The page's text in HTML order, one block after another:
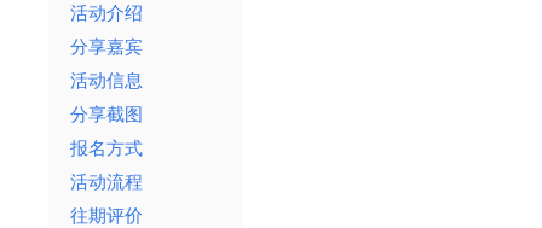
活动介绍
分享嘉宾
活动信息
分享截图
报名方式
活动流程
往期评价